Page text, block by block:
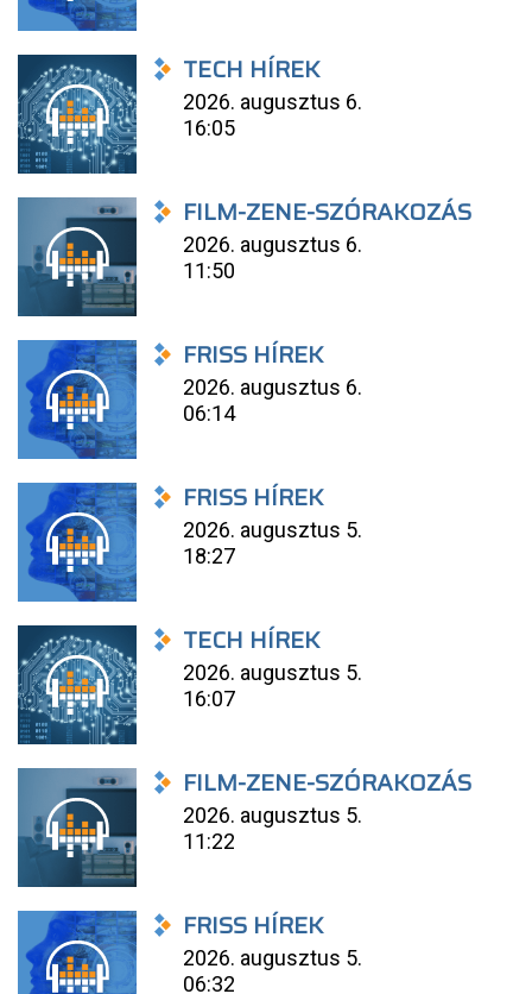
TECH HÍREK
2026. augusztus 6.
16:05
FILM-ZENE-SZÓRAKOZÁS
2026. augusztus 6.
11:50
FRISS HÍREK
2026. augusztus 6.
06:14
FRISS HÍREK
2026. augusztus 5.
18:27
TECH HÍREK
2026. augusztus 5.
16:07
FILM-ZENE-SZÓRAKOZÁS
2026. augusztus 5.
11:22
FRISS HÍREK
2026. augusztus 5.
06:32